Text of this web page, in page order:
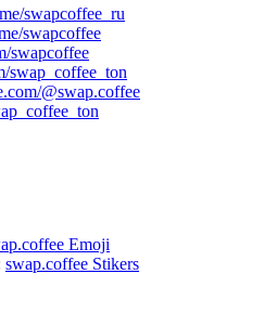
swapcoffee_ru
swapcoffee
swapcoffee
swap_coffee_ton
@swap.coffee
Emoji
swap.coffee Stikers